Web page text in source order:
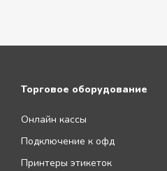
Торговое оборудование
Онлайн кассы
Подключение к офд
Принтеры этикеток